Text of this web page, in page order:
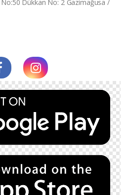
Dükkan No: 2 Gazimağusa /